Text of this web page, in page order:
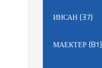
ИНСАН(37)
МАЕКТЕР(81)